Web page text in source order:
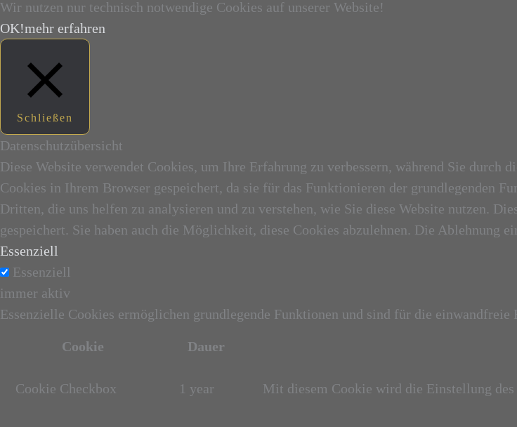
Wir nutzen nur technisch notwendige Cookies auf unserer Website!
OK!mehr erfahren
Schließen
Datenschutzübersicht
Diese Website verwendet Cookies, um Ihre Erfahrung zu verbessern, während Sie durch
Cookies in Ihrem Browser gespeichert, da sie für das Funktionieren der grundlegenden
Dritten, die uns helfen zu analysieren und zu verstehen, wie Sie diese Website nutzen.
gespeichert. Sie haben auch die Möglichkeit, diese Cookies abzulehnen. Die Ablehnung
Essenziell
Essenziell
immer aktiv
Essenzielle Cookies ermöglichen grundlegende Funktionen und sind für die
Cookie Dauer
Cookie Checkbox 1 year Mit diesem Cookie wird die Einstellung des